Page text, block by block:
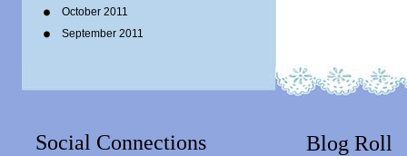
October 2011
September 2011
Social Connections Blog Roll